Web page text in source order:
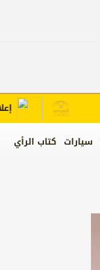
سيارات كتاب الرأي